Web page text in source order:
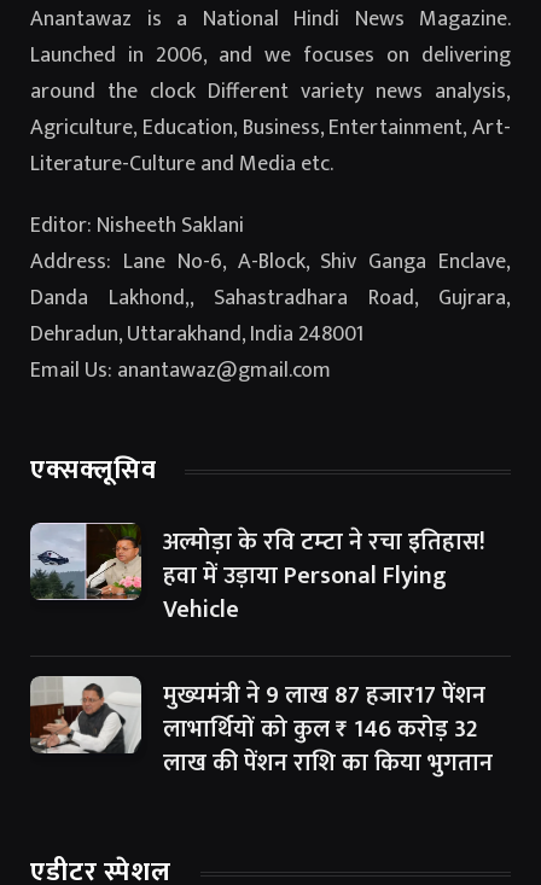
Anantawaz is a National Hindi News Magazine.
Launched in 2006, and we focuses on delivering
around the clock Different variety news analysis,
Agriculture, Education, Business, Entertainment, Art-
Literature-Culture and Media etc.
Editor: Nisheeth Saklani
Address: Lane No-6, A-Block, Shiv Ganga Enclave,
Danda Lakhond,, Sahastradhara Road, Gujrara,
Dehradun, Uttarakhand, India 248001
Email Us: anantawaz@gmail.com
एक्सक्लूसिव
अल्मोड़ा के रवि टम्टा ने रचा इतिहास!
हवा में उड़ाया Personal Flying
Vehicle
मुख्यमंत्री ने 9 लाख 87 हजार17 पेंशन
लाभार्थियों को कुल ₹ 146 करोड़ 32
लाख की पेंशन राशि का किया भुगतान
एडीटर स्पेशल